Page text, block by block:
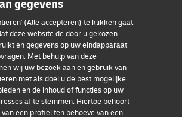
gegevens
(Alle accepteren) te klikken gaat
deze website de door u gekozen
en gegevens op uw eindapparaat
Met behulp van deze
wij uw bezoek aan en gebruik van
met als doel u de best mogelijke
en de inhoud of functies op uw
af te stemmen. Hiertoe behoort
een profiel ten behoeve van een